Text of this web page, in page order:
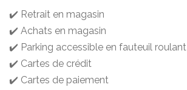
✔️ Retrait en magasin
✔️ Achats en magasin
✔️ Parking accessible en fauteuil roulant
✔️ Cartes de crédit
✔️ Cartes de paiement